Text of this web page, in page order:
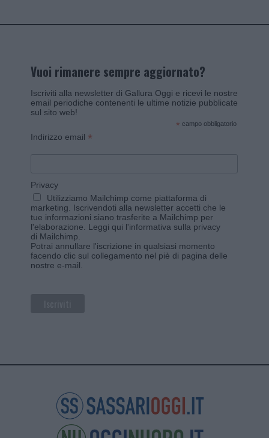
Vuoi rimanere sempre aggiornato?
Iscriviti alla newsletter di Gallura Oggi e ricevi le nostre
email periodiche contenenti le ultime notizie pubblicate
sul sito web!
* campo obbligatorio
Indirizzo email *
Privacy
Utilizziamo Mailchimp come piattaforma di
marketing. Iscrivendoti alla newsletter accetti che le
tue informazioni siano trasferite a Mailchimp per
l'elaborazione. Leggi qui l'informativa sulla privacy
di Mailchimp
Potrai annullare l'iscrizione in qualsiasi momento
facendo clic sul collegamento nel piè di pagina delle
nostre e-mail.